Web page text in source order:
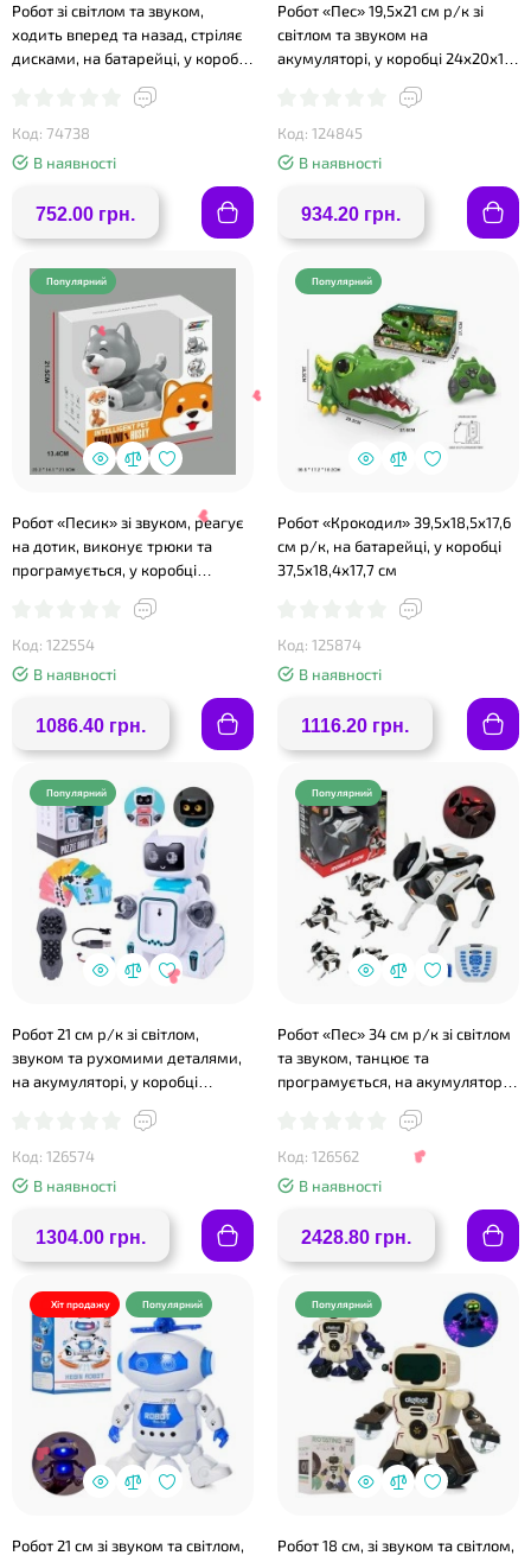
Робот зі світлом та звуком,
ходить вперед та назад, стріляє
дисками, на батарейці, у коробці
Код: 74738
В наявності
752.00 грн.
Робот «Пес» 19,5х21 см р/к зі
світлом та звуком на
акумуляторі, у коробці 24х20х14
Код: 124845
В наявності
934.20 грн.
Популярний
Робот «Песик» зі звуком, реагує
на дотик, виконує трюки та
програмується, у коробці
Код: 122554
В наявності
1086.40 грн.
Популярний
Робот «Крокодил» 39,5х18,5х17,6
см р/к, на батарейці, у коробці
37,5х18,4х17,7 см
Код: 125874
В наявності
1116.20 грн.
Популярний
Робот 21 см р/к зі світлом,
звуком та рухомими деталями,
на акумуляторі, у коробці
Код: 126574
В наявності
1304.00 грн.
Популярний
Робот «Пес» 34 см р/к зі світлом
та звуком, танцює та
програмується, на акумуляторі у
Код: 126562
В наявності
2428.80 грн.
Хіт продажу Популярний
Робот 21 см зі звуком та світлом,
Популярний
Робот 18 см, зі звуком та світлом,
❤
❤
❤